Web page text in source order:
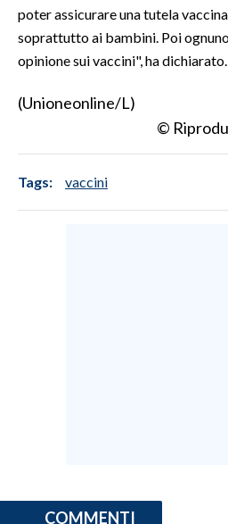
poter assicurare una tutela
soprattutto ai bambini. Poi
opinione sui vaccini", ha dichiarato.
(Unioneonline/L)
©
Tags: vaccini
COMMENTI